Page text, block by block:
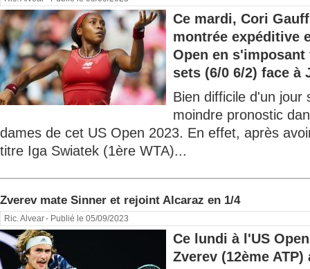
Ce mardi, Cori
montrée expéditive
Open en
sets (6/0 6/2) face à
Bien difficile d'un jour
moindre pronostic
dames de cet US Open 2023. En effet, après
titre Iga Swiatek (1ère WTA)...
Zverev mate Sinner et rejoint Alcaraz en 1/4
Ric. Alvear- Publié le 05/09/2023
Ce lundi à l'US
Zverev (12ème